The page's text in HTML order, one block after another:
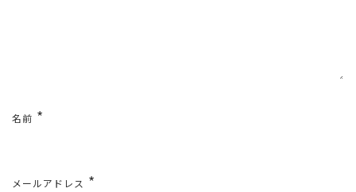
名前 *
メールアドレス *